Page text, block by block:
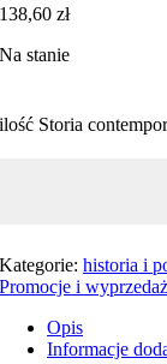
138,60zł
Na stanie
ilość Storia
Kategorie:historia i
Promocje i
Opis
Informacje